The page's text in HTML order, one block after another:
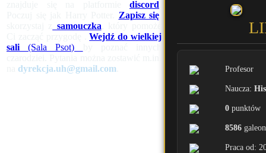
discord
Zapisz się
samouczka
Ci zacząć przygodę .Wejdź do wielkiej
sali (Sala Psot)
dyrekcja.uh@gmail.com Profesor
Naucza:
0 punktów
8586
Praca od: